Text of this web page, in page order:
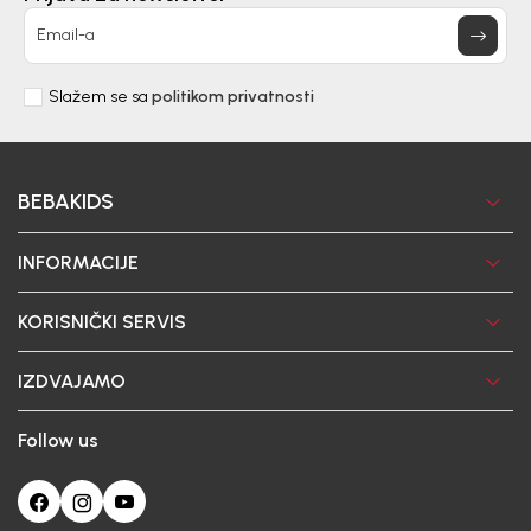
Email-a
Slažem se sa politikom privatnosti
BEBAKIDS
INFORMACIJE
KORISNIČKI SERVIS
IZDVAJAMO
Follow us